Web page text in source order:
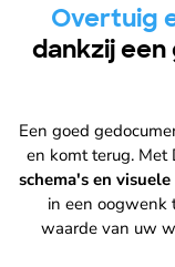
Overtuig
dankzij
Een goed
en komt terug. Met
schema's en
in een oogwenk
waarde van uw